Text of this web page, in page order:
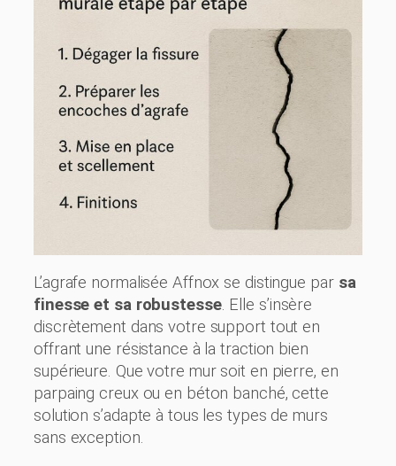
L’agrafe normalisée Affnox se distingue par sa
finesse et sa robustesse. Elle s’insère
discrètement dans votre support tout en
offrant une résistance à la traction bien
supérieure. Que votre mur soit en pierre, en
parpaing creux ou en béton banché, cette
solution s’adapte à tous les types de murs
sans exception.